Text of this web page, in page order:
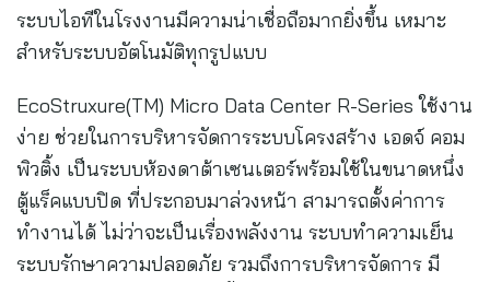
ระบบไอทีในโรงงานมีความน่าเชื่อถือมากยิ่งขึ้น เหมาะ
สำหรับระบบอัตโนมัติทุกรูปแบบ
EcoStruxure(TM) Micro Data Center R-Series ใช้งาน
ง่าย ช่วยในการบริหารจัดการระบบโครงสร้าง เอดจ์ คอม
พิวติ้ง เป็นระบบห้องดาต้าเซนเตอร์พร้อมใช้ในขนาดหนึ่ง
ตู้แร็คแบบปิด ที่ประกอบมาล่วงหน้า สามารถตั้งค่าการ
ทำงานได้ ไม่ว่าจะเป็นเรื่องพลังงาน ระบบทำความเย็น
ระบบรักษาความปลอดภัย รวมถึงการบริหารจัดการ มี